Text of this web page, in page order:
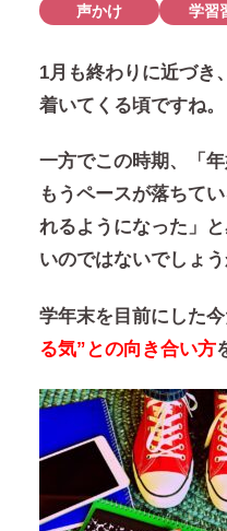
声かけ 学習
1月も終わりに近づき
着いてくる頃ですね。
一方でこの時期、
「
もうペースが落ちて
れるようになった」
いのではないでしょう
学年末を目前にした今
る気”との向き合い方